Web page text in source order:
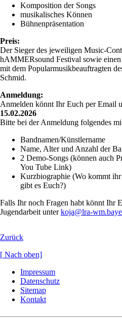
Komposition der Songs
musikalisches Können
Bühnenpräsentation
Preis:
Der Sieger des jeweiligen Music-
hAMMERsound Festival sowie
mit dem Popularmusikbeauftragten
Schmid.
Anmeldung:
Anmelden könnt Ihr Euch per Email
15.02.2026
Bitte bei der Anmeldung folgendes
Bandnamen/Künstlername
Name, Alter und Anzahl der
2 Demo-Songs (können auch
You Tube Link)
Kurzbiographie (Wo kommt
gibt es Euch?)
Falls Ihr noch Fragen habt könnt Ihr
Jugendarbeit unterkoja@lra-
Zurück
[ Nach oben]
überspringen
Impressum
Datenschutz
Sitemap
Kontakt